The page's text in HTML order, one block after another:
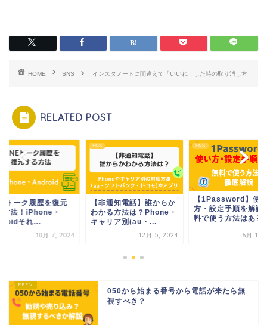
HOME SNS インスタノートに間違えて「いいね」した時の取り消し方
RELATED POST
トーク履歴を復元
方法！iPhone・
それ...
10月 7, 2024
SNS
【非通知電話】誰からか
わかる方法は？Phone・
キャリア別(au・...
12月 5, 2024
SNS
【1Password】使
方・設定手順を解説
料で使う方法はある
6月 13,
050から始まる番号から電話が来たら無
視すべき？